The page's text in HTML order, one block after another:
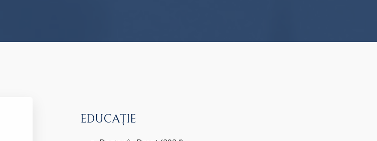
EDUCAȚIE